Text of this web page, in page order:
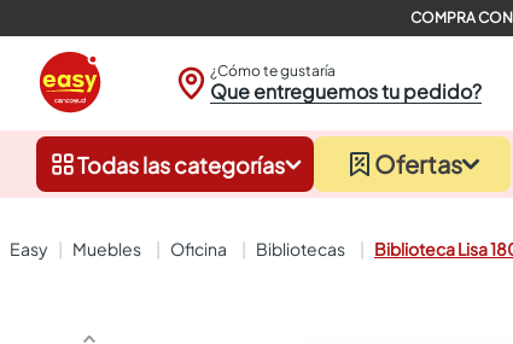
¿Cómo te gustaría
Que entreguemos tu pedido?
Todas las categorías Ofertas
muebles oficina bibliotecas Biblioteca Lisa